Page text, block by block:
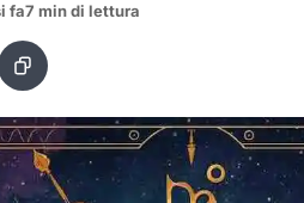
fa7 min di lettura